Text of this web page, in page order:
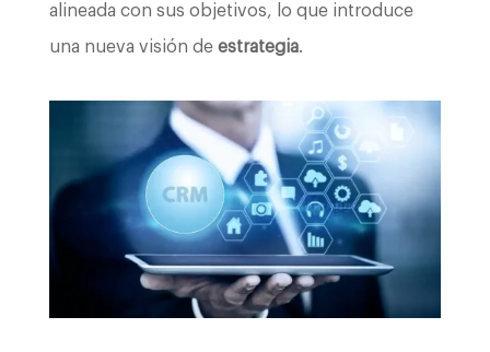
alineada con sus objetivos, lo que introduce
una nueva visión de estrategia.